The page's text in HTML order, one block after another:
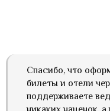
Спасибо, что
билеты и отели
поддерживаете